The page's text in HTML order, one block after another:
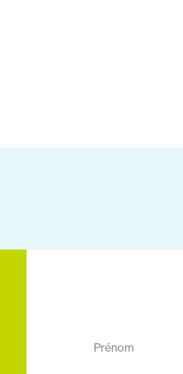
Prénom